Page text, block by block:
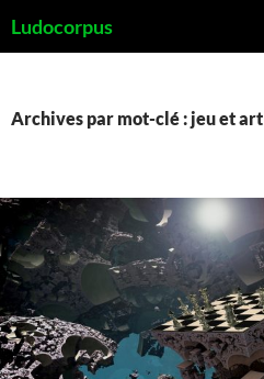
auLudocorpus
Archives par mot-clé : jeu et art